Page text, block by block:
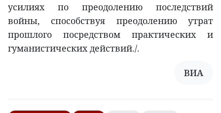
усилиях по преодолению последствий
войны, способствуя преодолению утрат
прошлого посредством практических и
гуманистических действий./.
ВИА